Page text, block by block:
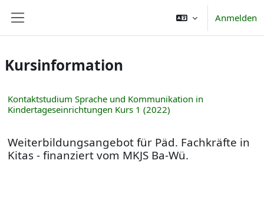
Anmelden
Kursinformation
Kontaktstudium Sprache und Kommunikation in
Kindertageseinrichtungen Kurs 1 (2022)
Weiterbildungsangebot für Päd. Fachkräfte in
Kitas - finanziert vom MKJS Ba-Wü.